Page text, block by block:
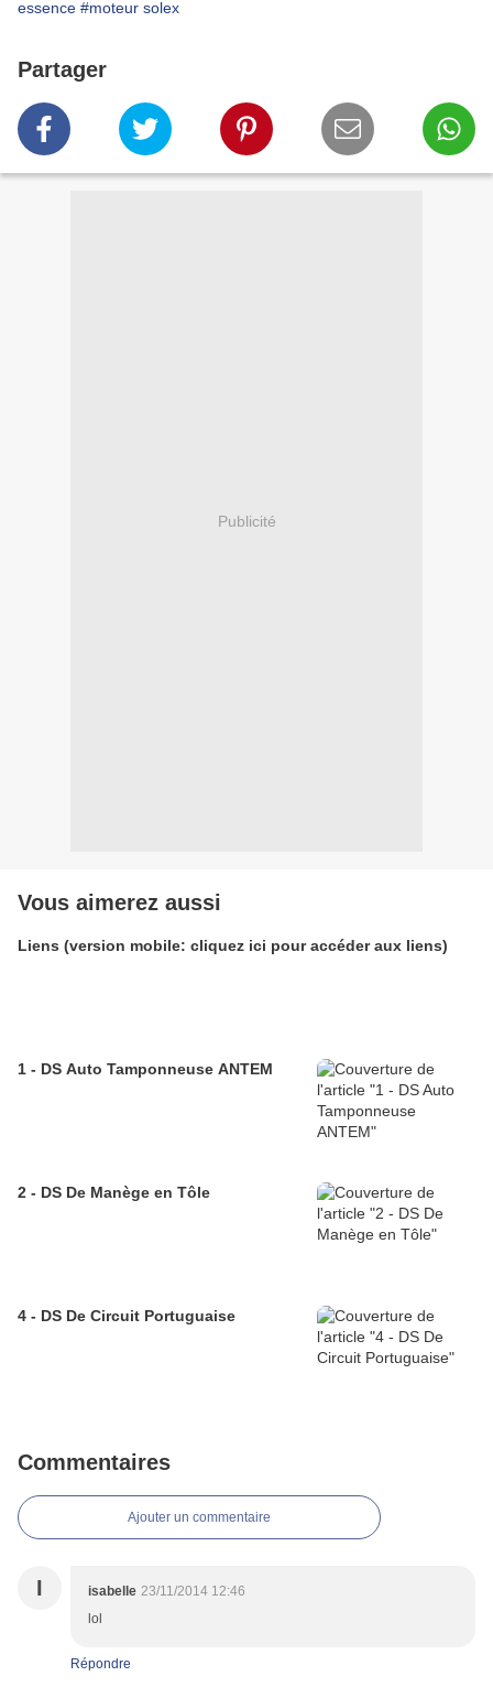
essence #moteur solex
Partager
Publicité
Vous aimerez aussi
Liens (version mobile: cliquez ici pour accéder aux liens)
1 - DS Auto Tamponneuse ANTEM
2 - DS De Manège en Tôle
4 - DS De Circuit Portuguaise
Commentaires
Ajouter un commentaire
I isabelle 23/11/2014 12:46
lol
Répondre